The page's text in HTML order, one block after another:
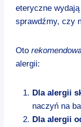
eteryczne
sprawdźmy, czy
Oto
alergii:
Dla alergii
naczyń na
Dla alergii